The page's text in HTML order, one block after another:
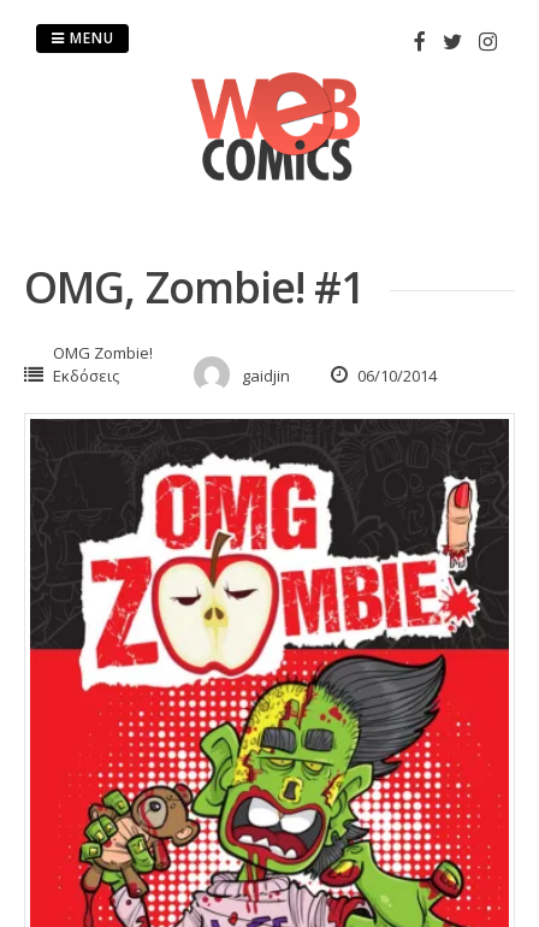
MENU
OMG, Zombie! #1
OMG Zombie!
Εκδόσεις
gaidjin 06/10/2014